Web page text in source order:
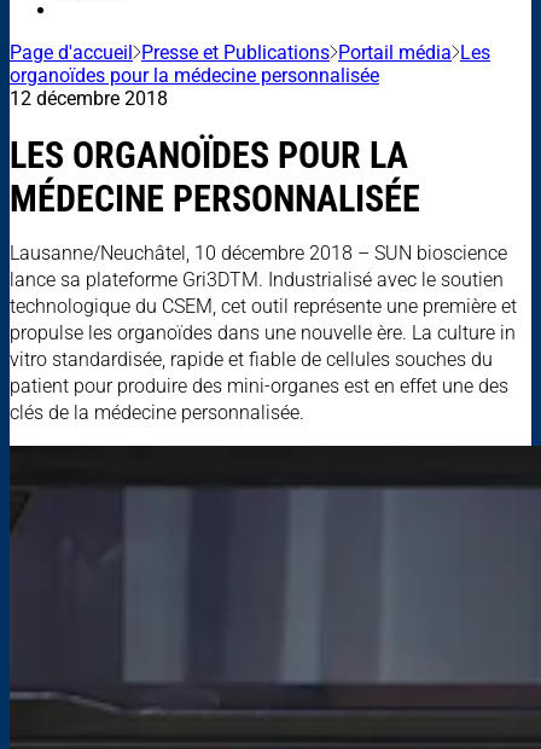
Page d'accueil Presse et Publications Portail média Les
organoïdes pour la médecine personnalisée
12 décembre 2018
LES ORGANOÏDES POUR LA
MÉDECINE PERSONNALISÉE
Lausanne/Neuchâtel, 10 décembre 2018 – SUN bioscience
lance sa plateforme Gri3DTM. Industrialisé avec le soutien
technologique du CSEM, cet outil représente une première et
propulse les organoïdes dans une nouvelle ère. La culture in
vitro standardisée, rapide et fiable de cellules souches du
patient pour produire des mini-organes est en effet une des
clés de la médecine personnalisée.